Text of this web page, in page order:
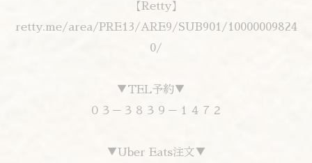
【Retty】
retty.me/area/PRE13/ARE9/SUB901/10000009824
0/
▼TEL予約▼
０３－３８３９－１４７２
▼Uber Eats注文▼